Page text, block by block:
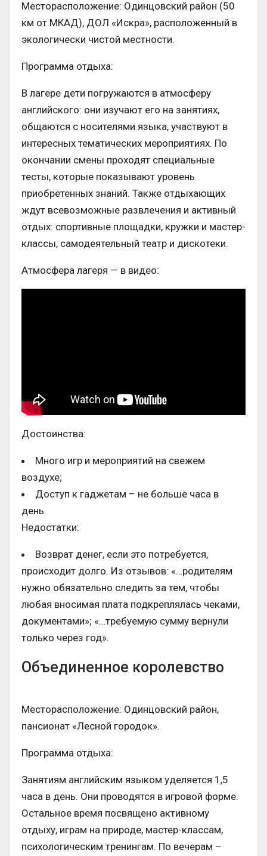
Месторасположение: Одинцовский район (50
км от МКАД), ДОЛ «Искра», расположенный в
экологически чистой местности.
Программа отдыха:
В лагере дети погружаются в атмосферу
английского: они изучают его на занятиях,
общаются с носителями языка, участвуют в
интересных тематических мероприятиях. По
окончании смены проходят специальные
тесты, которые показывают уровень
приобретенных знаний. Также отдыхающих
ждут всевозможные развлечения и активный
отдых: спортивные площадки, кружки и мастер-
классы, самодеятельный театр и дискотеки.
Атмосфера лагеря — в видео:
Достоинства:
Много игр и мероприятий на свежем
воздухе;
Доступ к гаджетам – не больше часа в
день.
Недостатки:
Возврат денег, если это потребуется,
происходит долго. Из отзывов: «…родителям
нужно обязательно следить за тем, чтобы
любая вносимая плата подкреплялась чеками,
документами»; «…требуемую сумму вернули
только через год».
Объединенное королевство
Месторасположение: Одинцовский район,
пансионат «Лесной городок».
Программа отдыха:
Занятиям английским языком уделяется 1,5
часа в день. Они проводятся в игровой форме.
Остальное время посвящено активному
отдыху, играм на природе, мастер-классам,
психологическим тренингам. По вечерам –